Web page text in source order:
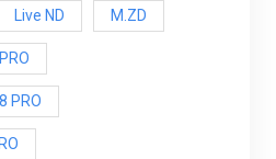
Live ND M.ZD
PRO